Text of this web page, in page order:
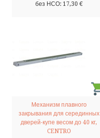
без НСО: 17,30 €
Механизм плавного
закрывания для серединных
дверей-купе весом до 40 кг,
CENTRO